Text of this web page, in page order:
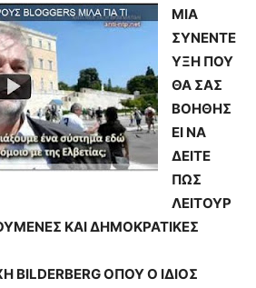
ΜΙΑ
ΣΥΝΕΝΤΕ
ΥΞΗ ΠΟΥ
ΘΑ ΣΑΣ
ΒΟΗΘΗΣ
ΕΙ ΝΑ
ΔΕΙΤΕ
ΠΩΣ
ΛΕΙΤΟΥΡ
ΚΑΙ ΔΗΜΟΚΡΑΤΙΚΕΣ
ΒILDERBERG ΟΠΟΥ Ο ΙΔΙΟΣ